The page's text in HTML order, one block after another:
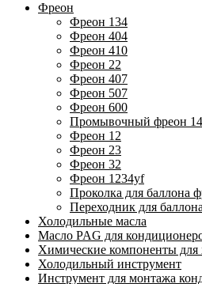
Фреон
Фреон 134
Фреон 404
Фреон 410
Фреон 22
Фреон 407
Фреон 507
Фреон 600
Промывочный фреон
Фреон 12
Фреон 23
Фреон 32
Фреон 1234yf
Проколка для баллона
Переходник для
Холодильные масла
Масло PAG для
Химические компоненты для
Холодильный инструмент
Инструмент для монтажа